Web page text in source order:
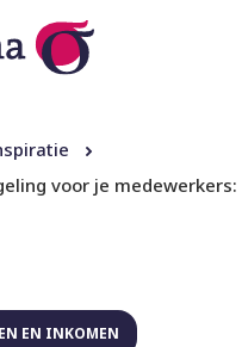
voor je
EN INKOMEN